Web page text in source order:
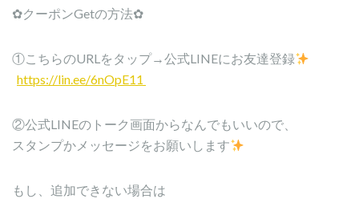
✿クーポンGetの方法✿
①こちらのURLをタップ→公式LINEにお友達登録
https://lin.ee/6nOpE11
②公式LINEのトーク画面からなんでもいいので、
スタンプかメッセージをお願いします
もし、追加できない場合は